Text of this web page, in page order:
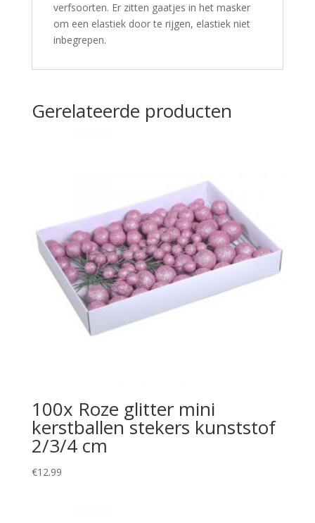
verfsoorten. Er zitten gaatjes in het masker
om een elastiek door te rijgen, elastiek niet
inbegrepen.
Gerelateerde producten
100x Roze glitter mini
kerstballen stekers kunststof
2/3/4 cm
€12.99